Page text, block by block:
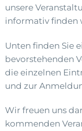
unsere
informativ finden
Unten finden Sie
bevorstehenden
die einzelnen
und zur
Wir freuen uns
kommenden